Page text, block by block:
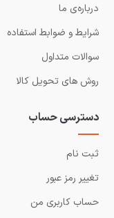
درباره‌ی ما
شرایط و ضوابط استفاده
سوالات متداول
روش های تحویل کالا
دسترسی حساب
ثبت نام
تغییر رمز عبور
حساب کاربری من